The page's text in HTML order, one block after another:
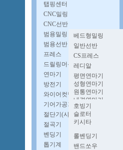
베드형밀링
복합밀링
A타입밀링
멍텅구리밀링
양두밀링
호리젠탈밀링
일반선반
오방구선반
벤치레스
프로콘
단능반
CS프레스
파워프레스
유압프레스
다이스포팅기
너클프레스
펨프레스
고속프레스
레디알
업라이트
자동탭핑기
보루방
CNC다축드릴
자동드릴기
평면연마기
성형연마기
원통연마기
내경연마기
로타리연마기
공구연마기
CNC원통연마기
CNC내경연마기
호빙기
슬로터
키시타
롤벤딩기
파이프벤딩기
밴드쏘우
탭핑센터
CNC밀링
CNC선반
범용밀링
범용선반
프레스
드릴링머신
연마기
방전기
와이어컷팅기
기어가공기
절단기(샤링기)
절곡기
벤딩기
톱기계